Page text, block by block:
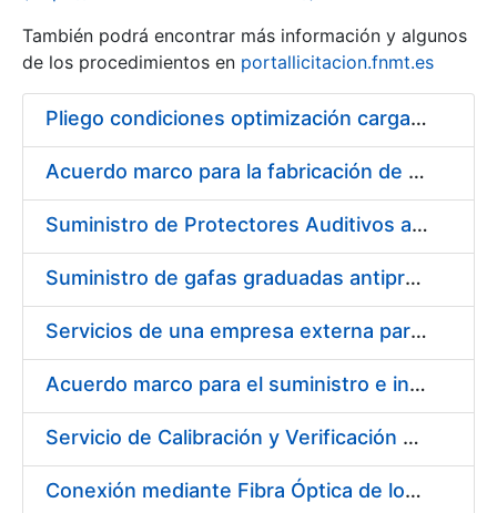
Erakutsi/Ezkutatu
También podrá encontrar más información y algunos
de los procedimientos en portallicitacion.fnmt.es
Pliego condiciones optimización cargas compras firmado
Acuerdo marco para la fabricación de piezas
Suministro de Protectores Auditivos a medida para las personas trabajadoras de los Centros de Trabajo de Madrid y Burgos
Suministro de gafas graduadas antiproyecciones para los trabajadores de la FNMT-RCM en los centros de trabajo de Madrid y Burgos
Servicios de una empresa externa para el asesoramiento y resolución de los recursos de alzada que se presentan relacionados con procesos de selección para la FNMT-RCM
Acuerdo marco para el suministro e instalación de persianas, estores y otros complementos
Servicio de Calibración y Verificación Externa de los Equipos de Medición del Servicio de Prevención de la FNMT-RCM
Conexión mediante Fibra Óptica de los Centros de Proceso de Datos (CPDs) de las sedes de la FNMT-RCM de Burgos y Madrid